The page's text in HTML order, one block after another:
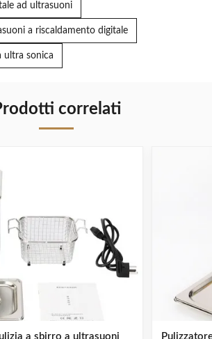
ad ultrasuoni
a riscaldamento digitale
ultra sonica
correlati
a sbirro a ultrasuoni